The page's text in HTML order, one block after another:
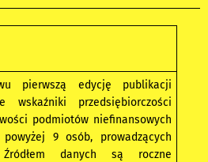
pierwszą edycję publikacji
wskaźniki przedsiębiorczości
podmiotów niefinansowych
9 osób, prowadzących
danych są roczne